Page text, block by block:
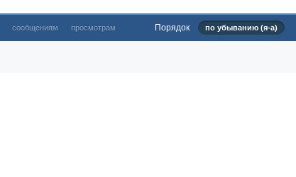
сообщениям просмотрам Порядок по убыванию (я-а)